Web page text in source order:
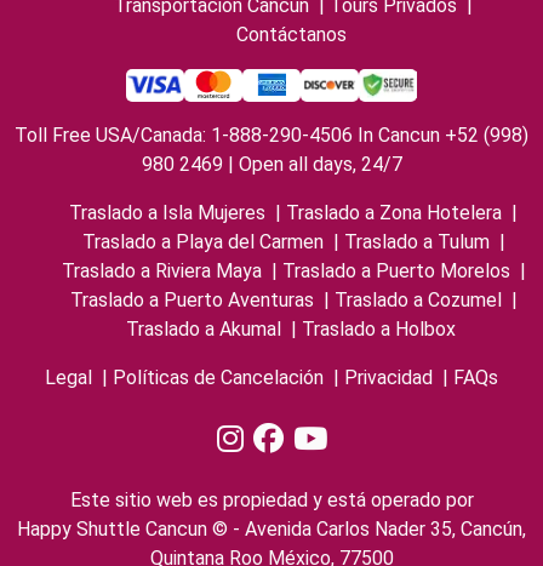
Transportación Cancun | Tours Privados |
Contáctanos
Toll Free USA/Canada: 1-888-290-4506 In Cancun +52 (998)
980 2469 | Open all days, 24/7
Traslado a Isla Mujeres | Traslado a Zona Hotelera |
Traslado a Playa del Carmen | Traslado a Tulum |
Traslado a Riviera Maya | Traslado a Puerto Morelos |
Traslado a Puerto Aventuras | Traslado a Cozumel |
Traslado a Akumal | Traslado a Holbox
Legal | Políticas de Cancelación | Privacidad | FAQs
Este sitio web es propiedad y está operado por
Happy Shuttle Cancun © - Avenida Carlos Nader 35, Cancún,
Quintana Roo México, 77500